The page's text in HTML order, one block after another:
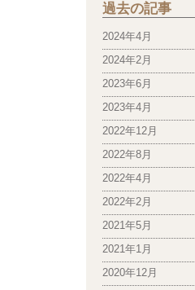
過去の記事
2024年4月
2024年2月
2023年6月
2023年4月
2022年12月
2022年8月
2022年4月
2022年2月
2021年5月
2021年1月
2020年12月